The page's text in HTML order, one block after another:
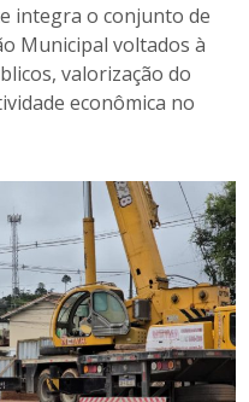
integra o conjunto de
Municipal voltados à
valorização do
econômica no